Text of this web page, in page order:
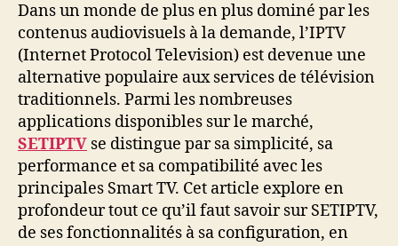
Dans un monde de plus en plus dominé par les
contenus audiovisuels à la demande, l’IPTV
(Internet Protocol Television) est devenue une
alternative populaire aux services de télévision
traditionnels. Parmi les nombreuses
applications disponibles sur le marché,
SETIPTV se distingue par sa simplicité, sa
performance et sa compatibilité avec les
principales Smart TV. Cet article explore en
profondeur tout ce qu’il faut savoir sur SETIPTV,
de ses fonctionnalités à sa configuration, en